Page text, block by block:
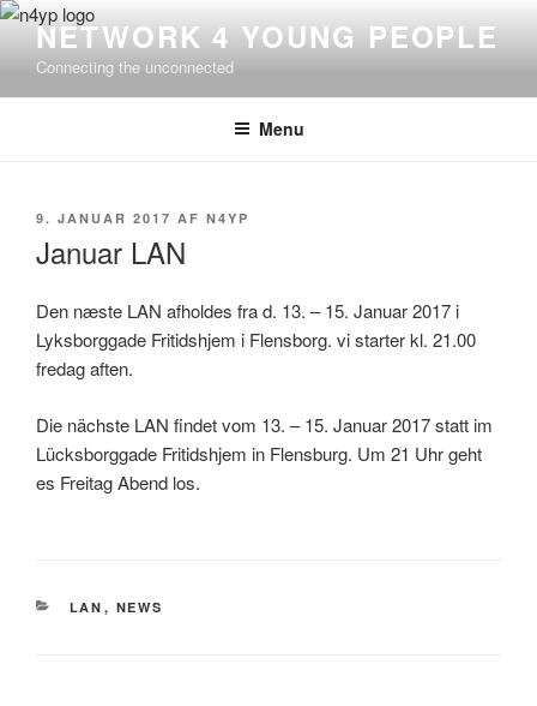
Videre
indhold
NETWORK 4 YOUNG PEOPLE
Connecting the unconnected
Menu
UDGIVET
9. JANUAR 2017 AF N4YP
Januar LAN
Den næste LAN afholdes fra d. 13. – 15. Januar 2017 i
Lyksborggade Fritidshjem i Flensborg. vi starter kl. 21.00
fredag aften.
Die nächste LAN findet vom 13. – 15. Januar 2017 statt im
Lücksborggade Fritidshjem in Flensburg. Um 21 Uhr geht
es Freitag Abend los.
KATEGORIER
LAN , NEWS